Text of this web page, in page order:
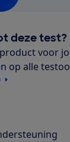
deze test?
voor
op alle